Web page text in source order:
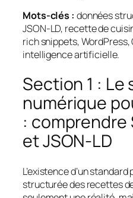
Mots-clés : données
JSON-LD, recette de
rich snippets,
intelligence artificielle.
Section 1 : Le
numérique
: comprendre
et JSON-LD
L’existence d’un
structurée des recettes